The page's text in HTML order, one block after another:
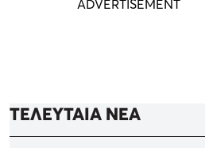
ΤΕΛΕΥΤΑΙΑ ΝΕΑ